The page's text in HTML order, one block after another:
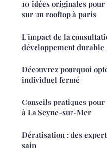
10 idées originales
sur un rooftop à paris
L'impact de la
développement durable
Découvrez pourquoi
individuel fermé
Conseils pratiques
à La Seyne-sur-Mer
Dératisation : des
sain